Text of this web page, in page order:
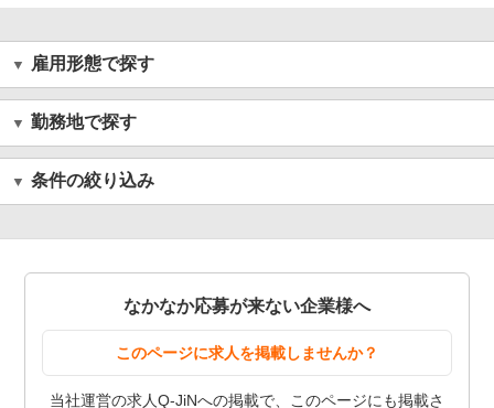
雇用形態で探す
勤務地で探す
条件の絞り込み
なかなか応募が来ない企業様へ
このページに求人を掲載しませんか？
当社運営の求人Q-JiNへの掲載で、このページにも掲載さ